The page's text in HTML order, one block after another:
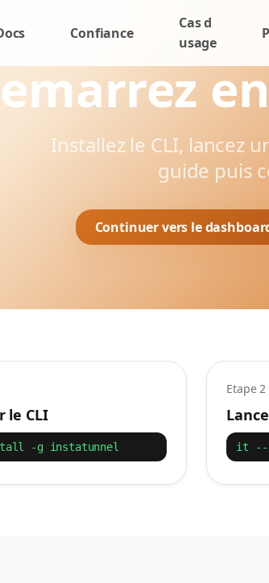
Confiance
Cas d
usage
Installez le CLI, lancez
guide puis
Continuer vers le
le CLI
-g instatunnel
Etape 2
it --